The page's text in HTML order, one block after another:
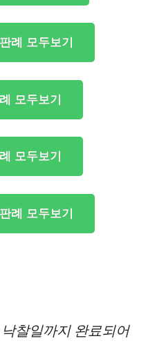
례 모두보기
모두보기
모두보기
례 모두보기
찰일까지 완료되어